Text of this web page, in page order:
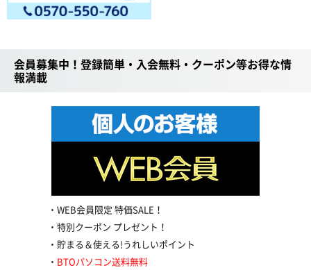
会員募集中！登録簡単・入会無料・クーポン等お得な情
報満載
WEB会員限定 特価SALE！
特別クーポン プレゼント！
貯まる＆使える!うれしいポイント
BTOパソコン送料無料